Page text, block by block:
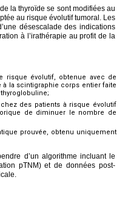
la thyroïde se sont modifiées au
au risque évolutif tumoral. Les
désescalade des indications
à l’irathérapie au profit de la
risque évolutif, obtenue avec de
à la scintigraphie corps entier faite
des patients à risque évolutif
de diminuer le nombre de
prouvée, obtenu uniquement
d’un algorithme incluant le
pTNM) et de données post-